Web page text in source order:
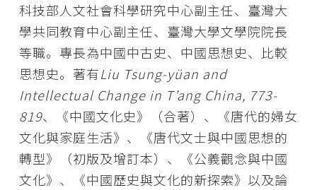
科技部人文社會科學研究中心副主任、臺灣大
學共同教育中心副主任、臺灣大學文學院院長
等職。專長為中國中古史、中國思想史、比較
思想史。著有Liu Tsung-yüan and
Intellectual Change in T’ang China, 773-
819、《中國文化史》（合著）、《唐代的婦女
文化與家庭生活》、《唐代文士與中國思想的
轉型》（初版及增訂本）、《公義觀念與中國
文化》、《中國歷史與文化的新探索》以及論